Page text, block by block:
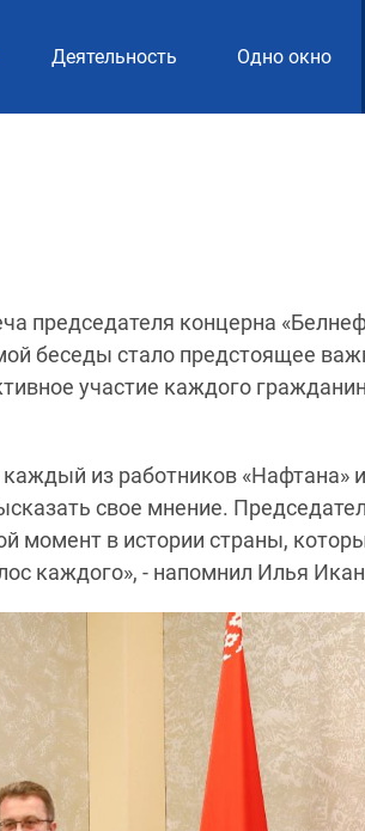
Деятельность Одно окно
председателя концерна
беседы стало предстоящее
участие каждого
из работников «Нафтана»
свое мнение.
момент в истории страны,
каждого», - напомнил Илья